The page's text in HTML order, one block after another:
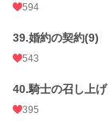
594
39.婚約の契約(9)
543
40.騎士の召し上げ
395